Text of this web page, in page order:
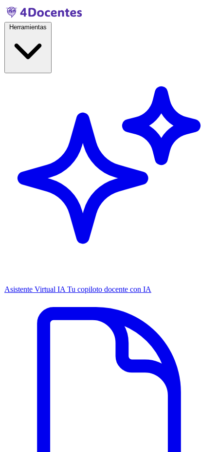
Asistente Virtual IA Tu copiloto docente con IA